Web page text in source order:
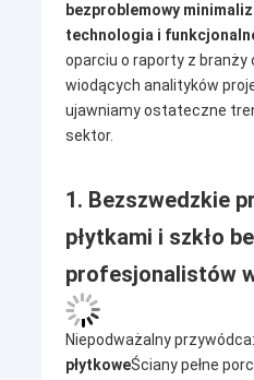
bezproblemowy
technologia i
oparciu o raporty z branży
wiodących analityków
ujawniamy ostateczne
sektor.
1. Bezszwedzkie
płytkami i szkło
profesjonalistów
Niepodważalny przywódca:
płytkoweŚciany pełne